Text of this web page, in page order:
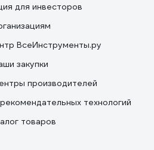
для инвесторов
ВсеИнструменты.ру
закупки
производителей
технологий
товаров